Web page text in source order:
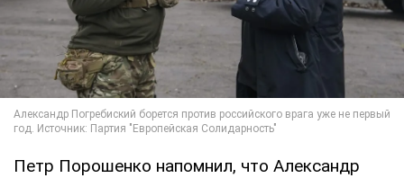
Петр Порошенко напомнил, что Александр